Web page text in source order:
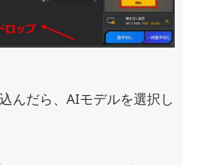
んだら、AIモデルを選択し